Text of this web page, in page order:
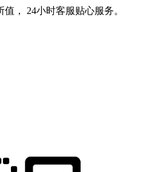
， 24小时客服贴心服务。